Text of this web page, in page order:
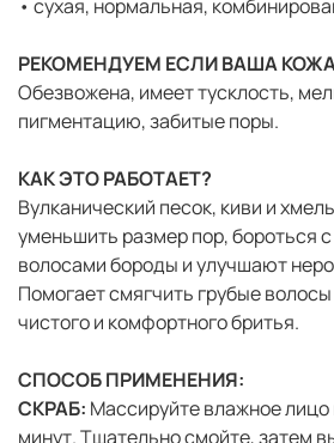
• сухая, нормальная,
РЕКОМЕНДУЕМ ЕСЛИ ВАША
Обезвожена, имеет тусклость,
пигментацию, забитые поры.
КАК ЭТО РАБОТАЕТ?
Вулканический песок, киви и
уменьшить размер пор, бороться
волосами бороды и улучшают
Помогает смягчить грубые
чистого и комфортного бритья.
СПОСОБ ПРИМЕНЕНИЯ:
СКРАБ: Массируйте влажное
минут. Тщательно смойте, затем